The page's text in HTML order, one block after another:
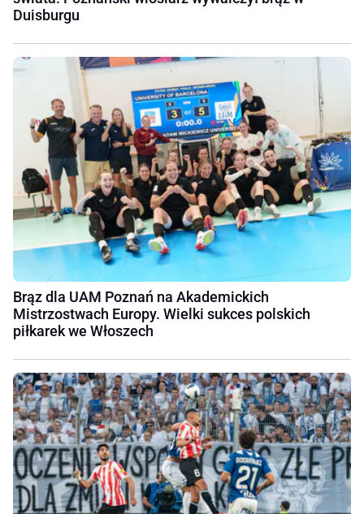
Duisburgu
Brąz dla UAM Poznań na Akademickich
Mistrzostwach Europy. Wielki sukces polskich
piłkarek we Włoszech